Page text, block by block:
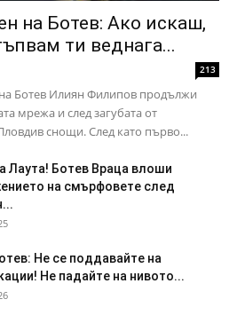
на Ботев: Ако искаш,
ти веднага...
213
Ботев Илиян Филипов продължи
мрежа и след загубата от
снощи. След като първо...
Лаута! Ботев Враца влоши
на смърфовете след
Не се поддавайте на
Не падайте на нивото...